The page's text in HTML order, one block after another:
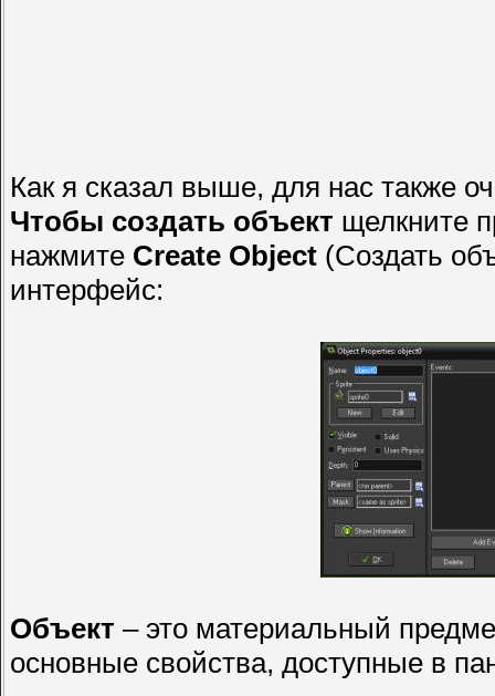
Как я сказал выше, для нас также
Чтобы создать объект щелкните
нажмите Create Object (Создать
интерфейс:
Объект – это материальный
основные свойства, доступные в